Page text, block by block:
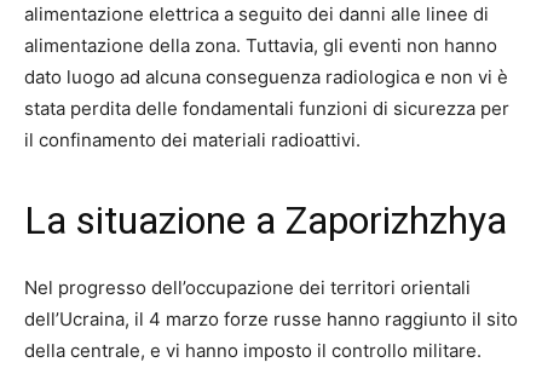
alimentazione elettrica a seguito dei danni alle linee di
alimentazione della zona. Tuttavia, gli eventi non hanno
dato luogo ad alcuna conseguenza radiologica e non vi è
stata perdita delle fondamentali funzioni di sicurezza per
il confinamento dei materiali radioattivi.
La situazione a Zaporizhzhya
Nel progresso dell’occupazione dei territori orientali
dell’Ucraina, il 4 marzo forze russe hanno raggiunto il sito
della centrale, e vi hanno imposto il controllo militare.